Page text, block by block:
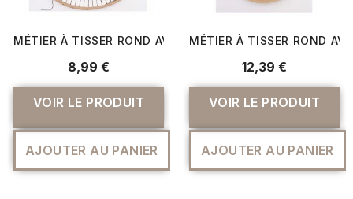
MÉTIER À TISSER ROND AVEC FENTES - RICO DESIGN
8,99 €
VOIR LE PRODUIT
AJOUTER AU PANIER
MÉTIER À TISSER ROND
12,39 €
VOIR LE PRODUIT
AJOUTER AU PANIER